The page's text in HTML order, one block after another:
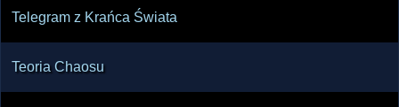
Telegram z Krańca Świata
Teoria Chaosu